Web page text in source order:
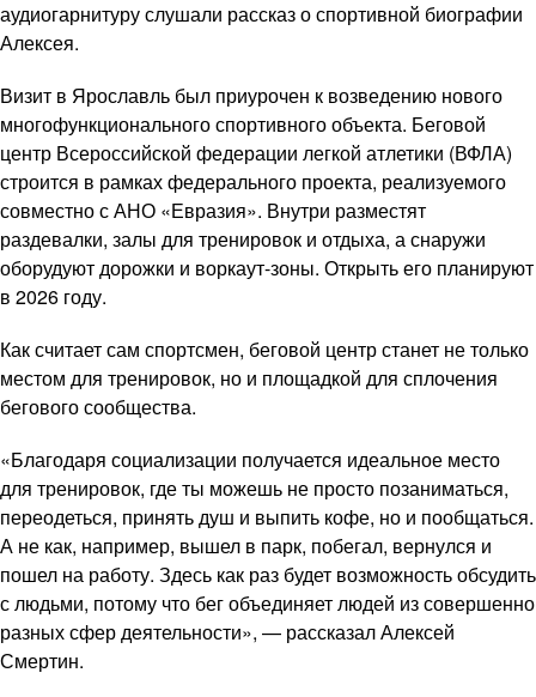
аудиогарнитуру слушали рассказ о спортивной биографии
Алексея.
Визит в Ярославль был приурочен к возведению нового
многофункционального спортивного объекта. Беговой
центр Всероссийской федерации легкой атлетики (ВФЛА)
строится в рамках федерального проекта, реализуемого
совместно с АНО «Евразия». Внутри разместят
раздевалки, залы для тренировок и отдыха, а снаружи
оборудуют дорожки и воркаут-зоны. Открыть его планируют
в 2026 году.
Как считает сам спортсмен, беговой центр станет не только
местом для тренировок, но и площадкой для сплочения
бегового сообщества.
«Благодаря социализации получается идеальное место
для тренировок, где ты можешь не просто позаниматься,
переодеться, принять душ и выпить кофе, но и пообщаться.
А не как, например, вышел в парк, побегал, вернулся и
пошел на работу. Здесь как раз будет возможность обсудить
с людьми, потому что бег объединяет людей из совершенно
разных сфер деятельности», — рассказал Алексей
Смертин.